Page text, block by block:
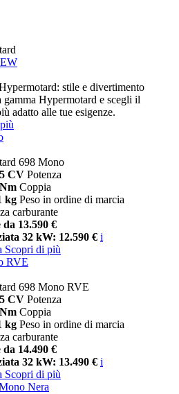
stile e divertimento
gamma Hypermotard e scegli il
adatto alle tue esigenze.
698 Mono
CV Potenza
Coppia
kg Peso in ordine di marcia
carburante
13.590 €
32 kW: 12.590 € i
Scopri di più
RVE
698 Mono RVE
CV Potenza
Coppia
kg Peso in ordine di marcia
carburante
14.490 €
32 kW: 13.490 € i
Scopri di più
Nera